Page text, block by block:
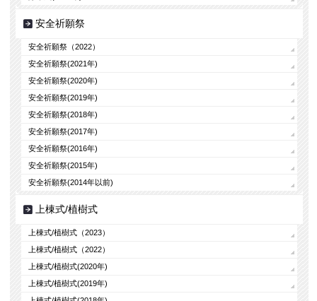
安全祈願祭
安全祈願祭（2022）
安全祈願祭(2021年)
安全祈願祭(2020年)
安全祈願祭(2019年)
安全祈願祭(2018年)
安全祈願祭(2017年)
安全祈願祭(2016年)
安全祈願祭(2015年)
安全祈願祭(2014年以前)
上棟式/植樹式
上棟式/植樹式（2023）
上棟式/植樹式（2022）
上棟式/植樹式(2020年)
上棟式/植樹式(2019年)